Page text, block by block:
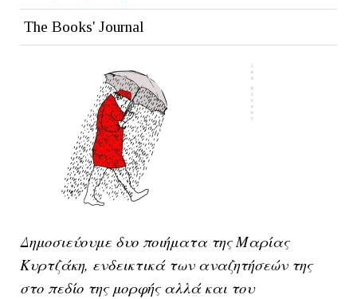
The Books' Journal
Δημοσιεύουμε δυο ποιήματα της Μαρίας
Κυρτζάκη, ενδεικτικά των αναζητήσεών της
στο πεδίο της μορφής αλλά και του